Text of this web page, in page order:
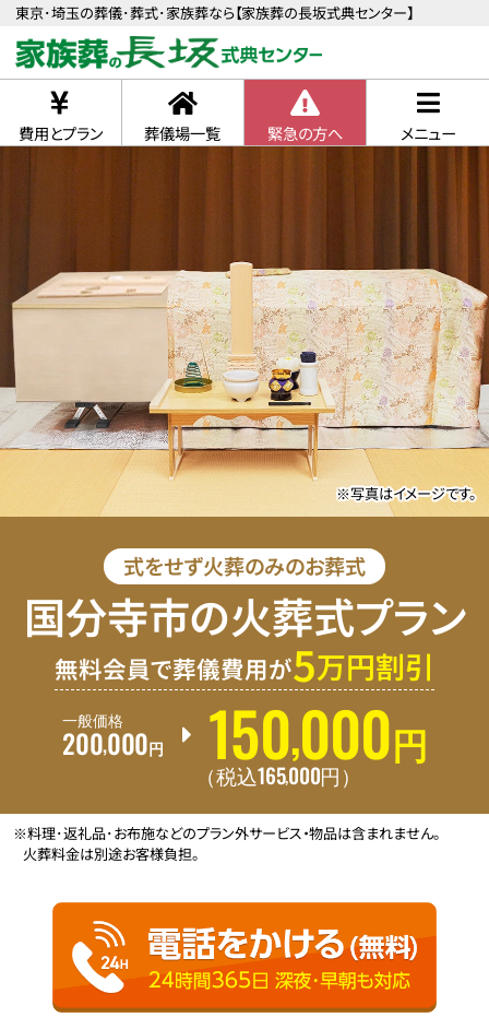
東京･埼玉の葬儀･葬式･家族葬なら【家族葬の長坂式典センター】
費用とプラン 葬儀場一覧 緊急の方へ メニュー
※写真はイメージです。
式をせず火葬のみのお葬式
国分寺市の火葬式プラン
無料会員で葬儀費用が5万円割引
一般価格
200,000 円 150,000 円
（税込165,000円 ）
※料理･返礼品･お布施などのプラン外サービス・物品は含まれません。
火葬料金は別途お客様負担。